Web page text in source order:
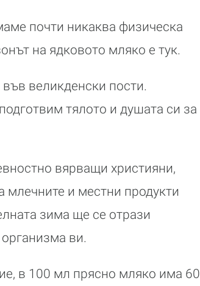
почти никаква физическа
на ядковото мляко е тук.
великденски пости.
тялото и душата си за
вярващи християни,
млечните и местни продукти
зима ще се отрази
ви.
в 100 мл прясно мляко има 60